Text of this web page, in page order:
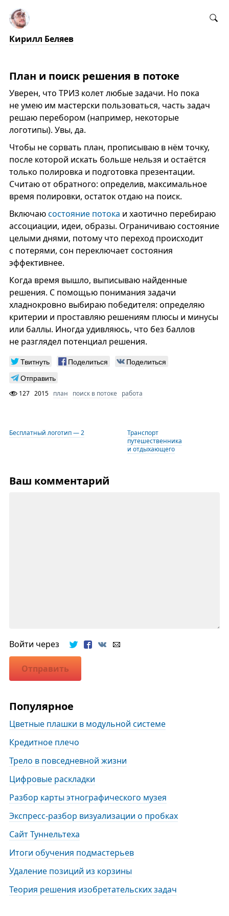
Кирилл Беляев
План и поиск решения в потоке
Уверен, что ТРИЗ колет любые задачи. Но пока
не умею им мастерски пользоваться, часть задач
решаю перебором (например, некоторые
логотипы). Увы, да.
Чтобы не сорвать план, прописываю в нём точку,
после которой искать больше нельзя и остаётся
только полировка и подготовка презентации.
Считаю от обратного: определив, максимальное
время полировки, остаток отдаю на поиск.
Включаюсостояние потока и хаотично перебираю
ассоциации, идеи, образы. Ограничиваю состояние
целыми днями, потому что переход происходит
с потерями, сон переключает состояния
эффективнее.
Когда время вышло, выписываю найденные
решения. С помощью понимания задачи
хладнокровно выбираю победителя: определяю
критерии и проставляю решениям плюсы и минусы
или баллы. Иногда удивляюсь, что без баллов
не разглядел потенциал решения.
Твитнуть Поделиться
Поделиться
Отправить
127 2015 план поиск в потоке работа
Бесплатный логотип — 2
Транспорт
путешественника
и отдыхающего
Ваш комментарий
Войти через
Отправить
Популярное
Цветные плашки в модульной системе
Кредитное плечо
Трело в повседневной жизни
Цифровые раскладки
Разбор карты этнографического музея
Экспресс-разбор визуализации о пробках
Сайт Туннельтеха
Итоги обучения подмастерьев
Удаление позиций из корзины
Теория решения изобретательских задач